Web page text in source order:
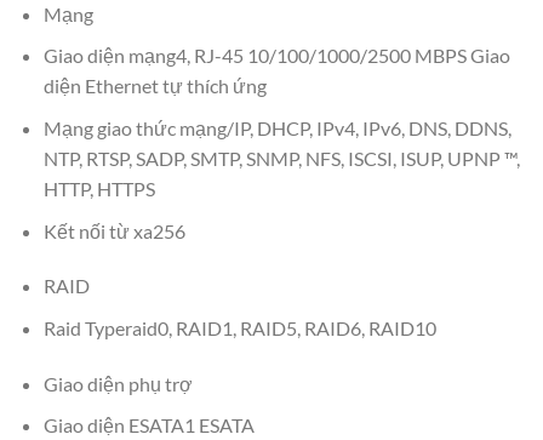
Mạng
Giao diện mạng4, RJ-45 10/100/1000/2500 MBPS Giao
diện Ethernet tự thích ứng
Mạng giao thức mạng/IP, DHCP, IPv4, IPv6, DNS, DDNS,
NTP, RTSP, SADP, SMTP, SNMP, NFS, ISCSI, ISUP, UPNP ™,
HTTP, HTTPS
Kết nối từ xa256
RAID
Raid Typeraid0, RAID1, RAID5, RAID6, RAID10
Giao diện phụ trợ
Giao diện ESATA1 ESATA